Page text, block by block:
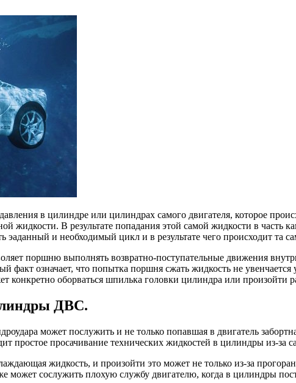
в цилиндре или цилиндрах самого двигателя, которое
жидкости. В результате попадания этой самой жидкости в
и необходимый цикл и в результате чего происходит та
поршню выполнять возвратно-поступательные движения
факт означает, что попытка поршня сжать жидкость не
конкретно оборваться шпилька головки цилиндра или произойти
ДВС.
может послужить и не только попавшая в двигатель
простое просачивание технических жидкостей в цилиндры из-за
жидкость, и произойти это может не только из-за
может сослужить плохую службу двигателю, когда в цилиндры